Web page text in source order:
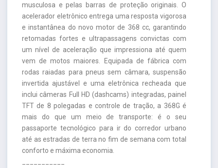
musculosa e pelas barras de proteção originais. O
acelerador eletrônico entrega uma resposta vigorosa
e instantânea do novo motor de 368 cc, garantindo
retomadas fortes e ultrapassagens convictas com
um nível de aceleração que impressiona até quem
vem de motos maiores. Equipada de fábrica com
rodas raiadas para pneus sem câmara, suspensão
invertida ajustável e uma eletrônica recheada que
inclui câmeras Full HD (dashcams) integradas, painel
TFT de 8 polegadas e controle de tração, a 368G é
mais do que um meio de transporte: é o seu
passaporte tecnológico para ir do corredor urbano
até as estradas de terra no fim de semana com total
conforto e máxima economia.